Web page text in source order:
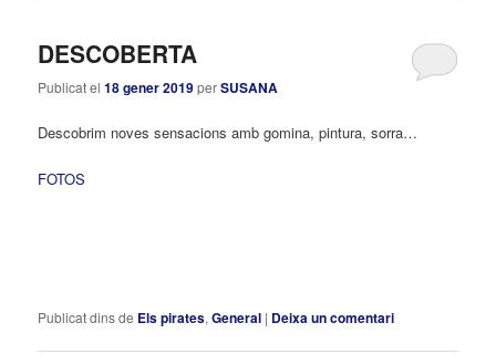
DESCOBERTA
Publicat el18 gener 2019perSUSANA
Descobrim noves sensacions amb gomina, pintura, sorra…
FOTOS
Publicat dins de Els pirates,General | Deixa un comentari